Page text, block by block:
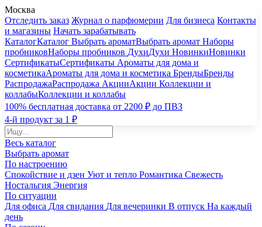
Москва
Отследить заказ Журнал о парфюмерии Для бизнеса Контакты
и магазины Начать зарабатывать
КаталогКаталог Выбрать ароматВыбрать аромат Наборы
пробниковНаборы пробников ДухиДухи НовинкиНовинки
СертификатыСертификаты Ароматы для дома и
косметикаАроматы для дома и косметика БрендыБренды
РаспродажаРаспродажа АкцииАкции Коллекции и
коллабыКоллекции и коллабы
100% бесплатная доставка от 2200 ₽ до ПВЗ
4-й продукт за 1 ₽
Весь каталог
Выбрать аромат
По настроению
Спокойствие и дзен Уют и тепло Романтика Свежесть
Ностальгия Энергия
По ситуации
Для офиса Для свидания Для вечеринки В отпуск На каждый
день